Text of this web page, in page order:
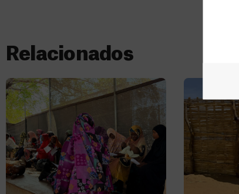
Relacionados